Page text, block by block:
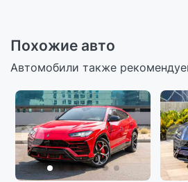
Похожие авто
Автомобили также